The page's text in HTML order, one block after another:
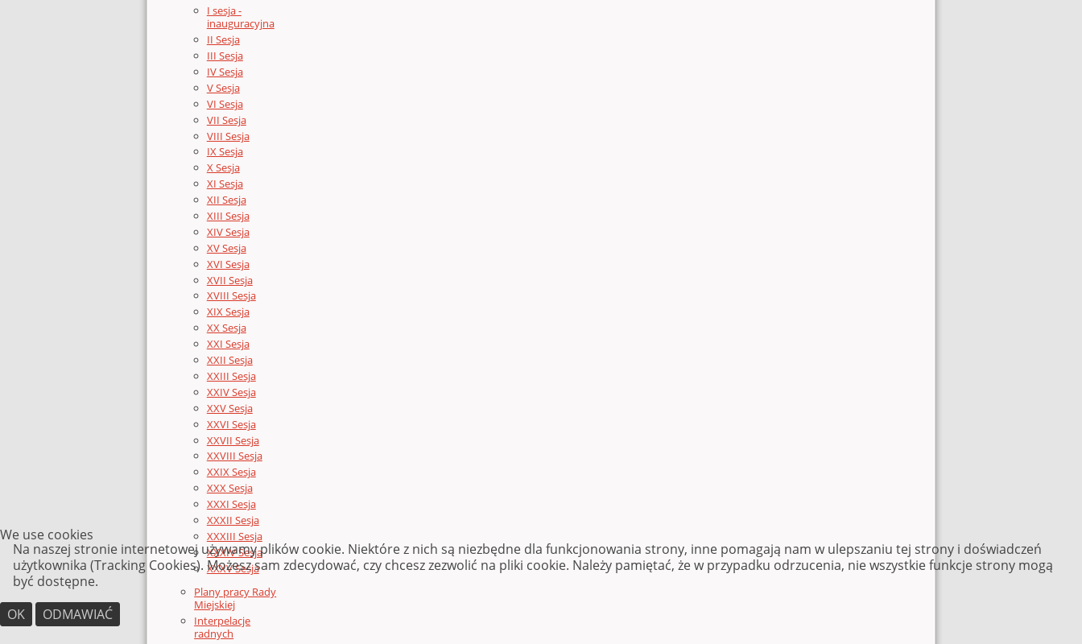
I sesja -
inauguracyjna
II Sesja
III Sesja
IV Sesja
V Sesja
VI Sesja
VII Sesja
VIII Sesja
IX Sesja
X Sesja
XI Sesja
XII Sesja
XIII Sesja
XIV Sesja
XV Sesja
XVI Sesja
XVII Sesja
XVIII Sesja
XIX Sesja
XX Sesja
XXI Sesja
XXII Sesja
XXIII Sesja
XXIV Sesja
XXV Sesja
XXVI Sesja
XXVII Sesja
XXVIII Sesja
XXIX Sesja
XXX Sesja
XXXI Sesja
XXXII Sesja
XXXIII Sesja
XXXIV Sesja
XXXV Sesja
Plany pracy Rady
Miejskiej
Interpelacje
radnych
We use cookies
Na naszej stronie internetowej używamy plików cookie. Niektóre z nich są niezbędne dla funkcjonowania strony, inne pomagają nam w ulepszaniu tej strony i doświadczeń
użytkownika (Tracking Cookies). Możesz sam zdecydować, czy chcesz zezwolić na pliki cookie. Należy pamiętać, że w przypadku odrzucenia, nie wszystkie funkcje strony mogą
być dostępne.
OK
ODMAWIAĆ